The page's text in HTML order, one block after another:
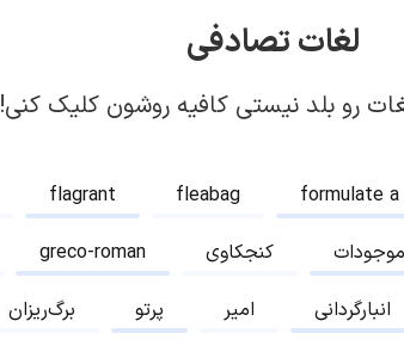
لغات تصادفی
رو بلد نیستی کافیه روشون کلیک کنی!
flagrant fleabag formulate
greco-roman کنجکاوی موجودات
برگ‌ریزان پرتو امیر انبارگردانی